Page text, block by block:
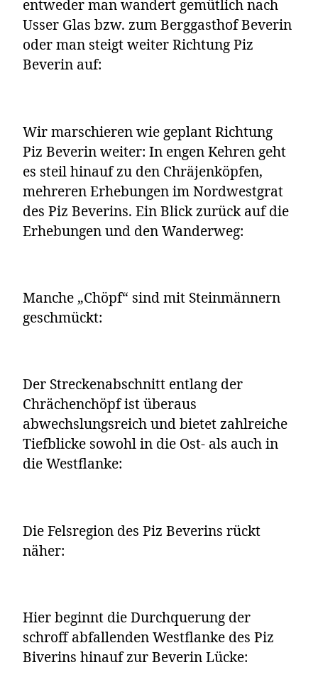
entweder man wandert gemütlich nach
Usser Glas bzw. zum Berggasthof Beverin
oder man steigt weiter Richtung Piz
Beverin auf:
Wir marschieren wie geplant Richtung
Piz Beverin weiter: In engen Kehren geht
es steil hinauf zu den Chräjenköpfen,
mehreren Erhebungen im Nordwestgrat
des Piz Beverins. Ein Blick zurück auf die
Erhebungen und den Wanderweg:
Manche „Chöpf“ sind mit Steinmännern
geschmückt:
Der Streckenabschnitt entlang der
Chrächenchöpf ist überaus
abwechslungsreich und bietet zahlreiche
Tiefblicke sowohl in die Ost- als auch in
die Westflanke:
Die Felsregion des Piz Beverins rückt
näher:
Hier beginnt die Durchquerung der
schroff abfallenden Westflanke des Piz
Biverins hinauf zur Beverin Lücke: